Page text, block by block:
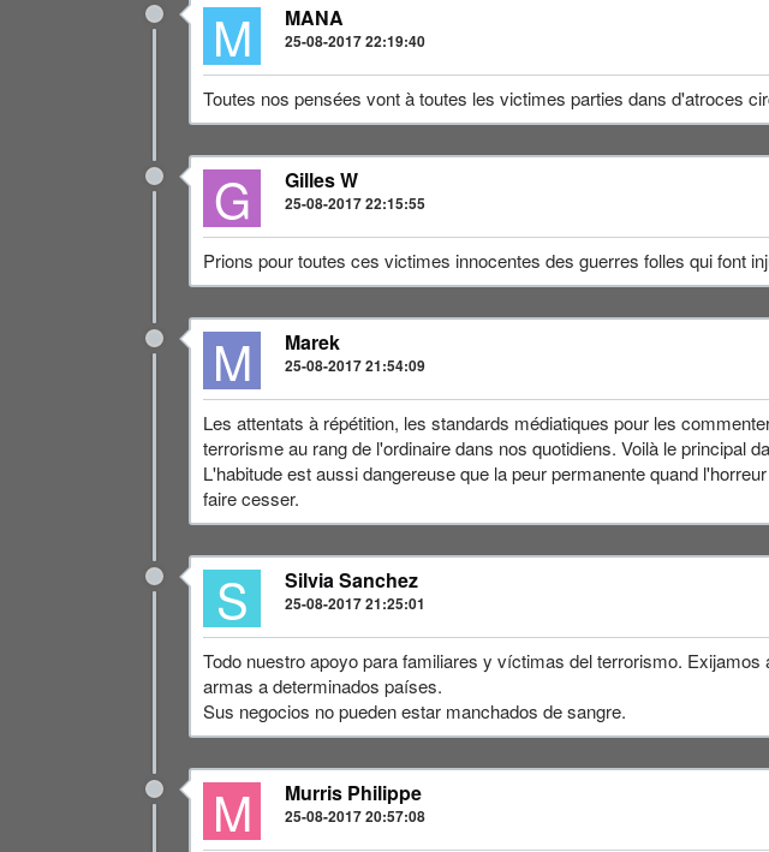
M MANA
25-08-2017 22:19:40
Toutes nos pensées vont à toutes les victimes parties dans d'atroces
G Gilles W
25-08-2017 22:15:55
Prions pour toutes ces victimes innocentes des guerres folles qui font
M Marek
25-08-2017 21:54:09
Les attentats à répétition, les standards médiatiques pour les
terrorisme au rang de l'ordinaire dans nos quotidiens. Voilà le principal
L'habitude est aussi dangereuse que la peur permanente quand
faire cesser.
S Silvia Sanchez
25-08-2017 21:25:01
Todo nuestro apoyo para familiares y víctimas del terrorismo.
armas a determinados países.
Sus negocios no pueden estar manchados de sangre.
M Murris Philippe
25-08-2017 20:57:08